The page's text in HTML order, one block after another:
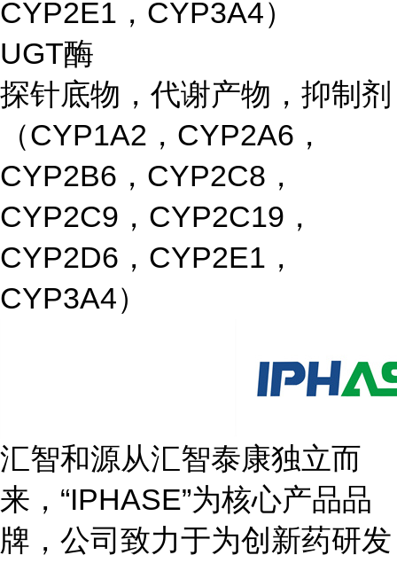
CYP2E1，CYP3A4）
UGT酶
探针底物，代谢产物，抑制剂
（CYP1A2，CYP2A6，
CYP2B6，CYP2C8，
CYP2C9，CYP2C19，
CYP2D6，CYP2E1，
CYP3A4）
汇智和源从汇智泰康独立而
来，“IPHASE”为核心产品品
牌，公司致力于为创新药研发